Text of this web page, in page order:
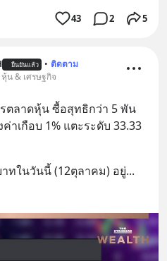
43 2 5
ยืนยันแล้ว • ติดตาม
น & เศรษฐกิจ
ตลาดหุ้น ซื้อสุทธิกว่า 5 พัน
าเกือบ 1% แตะระดับ 33.33
ทในวันนี้ (12ตุลาคม) อยู่...